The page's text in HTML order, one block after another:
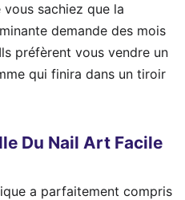
sachiez que la
demande des mois
préfèrent vous vendre un
qui finira dans un tiroir
Du Nail Art Facile
a parfaitement compris